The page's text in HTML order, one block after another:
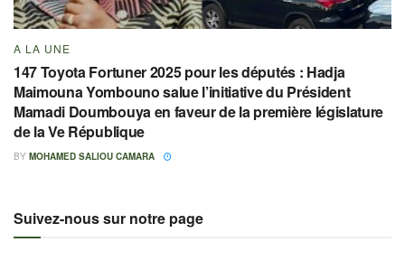
A LA UNE
147 Toyota Fortuner 2025 pour les députés : Hadja
Maimouna Yombouno salue l’initiative du Président
Mamadi Doumbouya en faveur de la première législature
de la Ve République
BY MOHAMED SALIOU CAMARA
Suivez-nous sur notre page